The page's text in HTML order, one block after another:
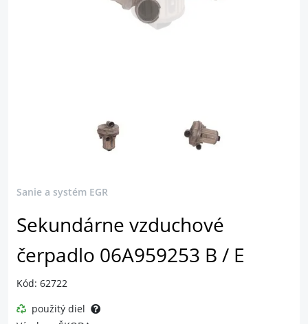
Sanie a systém EGR
Sekundárne vzduchové
čerpadlo 06A959253 B / E
Kód: 62722
použitý diel